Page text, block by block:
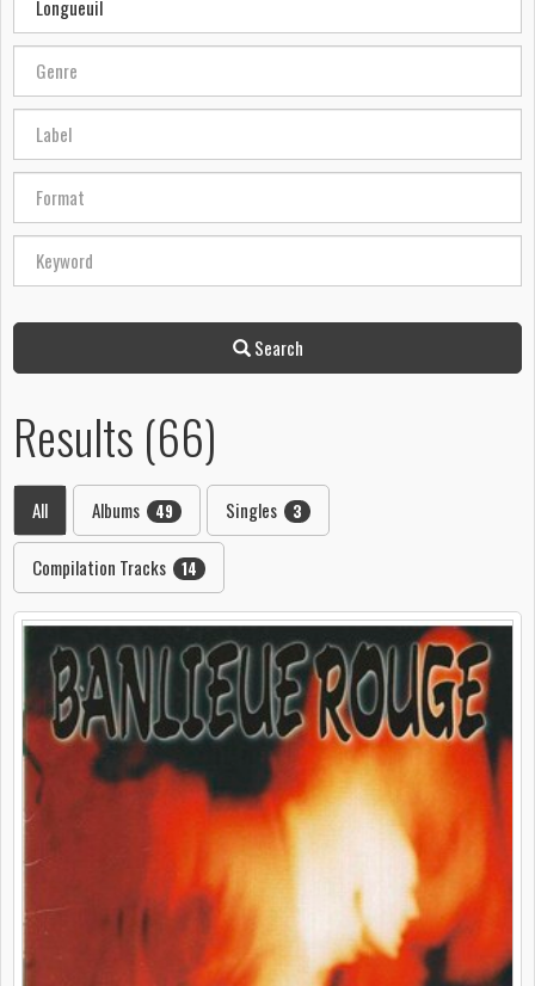
Search
Results (66)
All Albums 49 Singles 3
Compilation Tracks 14